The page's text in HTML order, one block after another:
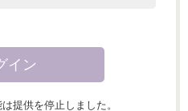
提供を停止しました。